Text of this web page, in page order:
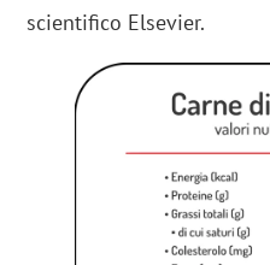
scientifico Elsevier.